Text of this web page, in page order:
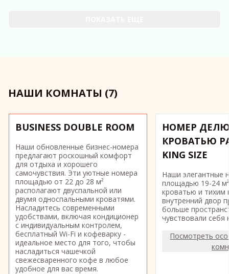
НАШИ КОМНАТЫ (7)
BUSINESS DOUBLE ROOM
Наши обновленные бизнес-номера
предлагают роскошный комфорт
для отдыха и хорошего
самочувствия. Эти уютные номера
площадью от 22 до 28 м²
располагают двуспальной или
двумя односпальными кроватями.
Насладитесь современными
удобствами, включая кондиционер
с индивидуальным контролем,
бесплатный Wi-Fi и кофеварку -
идеальное место для того, чтобы
насладиться чашечкой
свежесваренного кофе в любое
удобное для вас время.
НОМЕР
КРОВАТЬЮ
KING SIZE
Наши элегантные
площадью 19-24
кроватью и тихим
внутренний двор
больше
чувствовали
Посмотреть